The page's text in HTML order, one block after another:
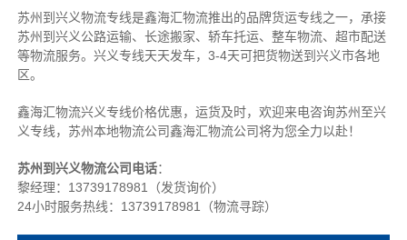
苏州到兴义物流专线是鑫海汇物流推出的品牌货运专线之一， 承接
苏州到兴义公路运输、长途搬家、轿车托运、整车物流、超市配送
等物流服务。 兴义专线天天发车，3-4天可把货物送到兴义市各地
区。
鑫海汇物流兴义专线价格优惠，运货及时，欢迎来电咨询苏州至兴
义专线，苏州本地物流公司鑫海汇物流公司将为您全力以赴！
苏州到兴义物流公司电话：
黎经理： 13739178981（发货询价）
24小时服务热线：13739178981（物流寻踪）